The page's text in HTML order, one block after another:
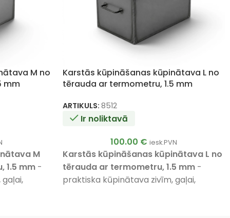
M no
mm
M
1.5 mm -
Karstās kūpināšanas kūpinātava L no
tērauda ar termometru, 1.5 mm
ARTIKULS: 8512
Ir noliktavā
100.00 € iesk.PVN
Karstās kūpināšanas kūpinātava L no
tērauda ar termometru, 1.5 mm -
praktiska kūpinātava zivīm, gaļai,